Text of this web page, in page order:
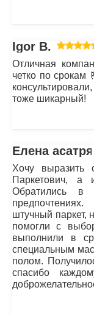
Igor B.
Отличная
четко по срокам
тоже шикарный!
Елена
Хочу выразить
Паркетович, а
Обратились в
штучный паркет,
помогли с
выполнили в
специальным
полом.
спасибо